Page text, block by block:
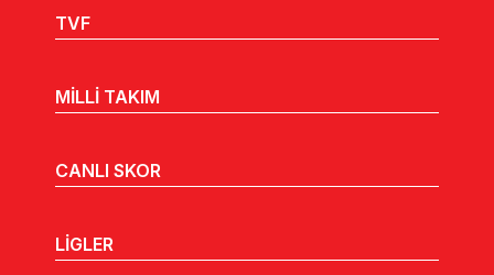
TVF
MİLLİ TAKIM
CANLI SKOR
LİGLER